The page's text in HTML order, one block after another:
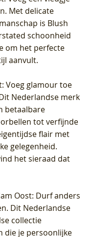
Met delicate
is Blush
schoonheid
om het perfecte
aanvult.
: Voeg glamour toe
Nederlandse merk
betaalbare
tot verfijnde
flair met
gelegenheid.
het sieraad dat
Oost: Durf anders
Dit Nederlandse
collectie
die je persoonlijke